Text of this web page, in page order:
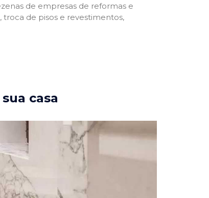
de empresas de reformas e
de pisos e revestimentos,
casa